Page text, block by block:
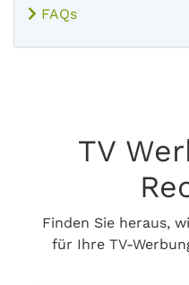
FAQs
TV
Finden Sie heraus,
für Ihre TV-